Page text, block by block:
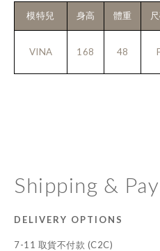
模特兒 身高 體重
VINA 168 48
Shipping &
DELIVERY OPTIONS
7-11 取貨不付款 (C2C)